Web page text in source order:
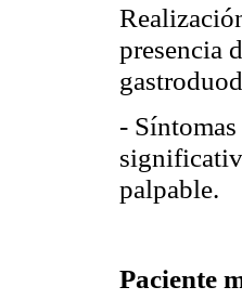
presencia
-
palpable.
Paciente